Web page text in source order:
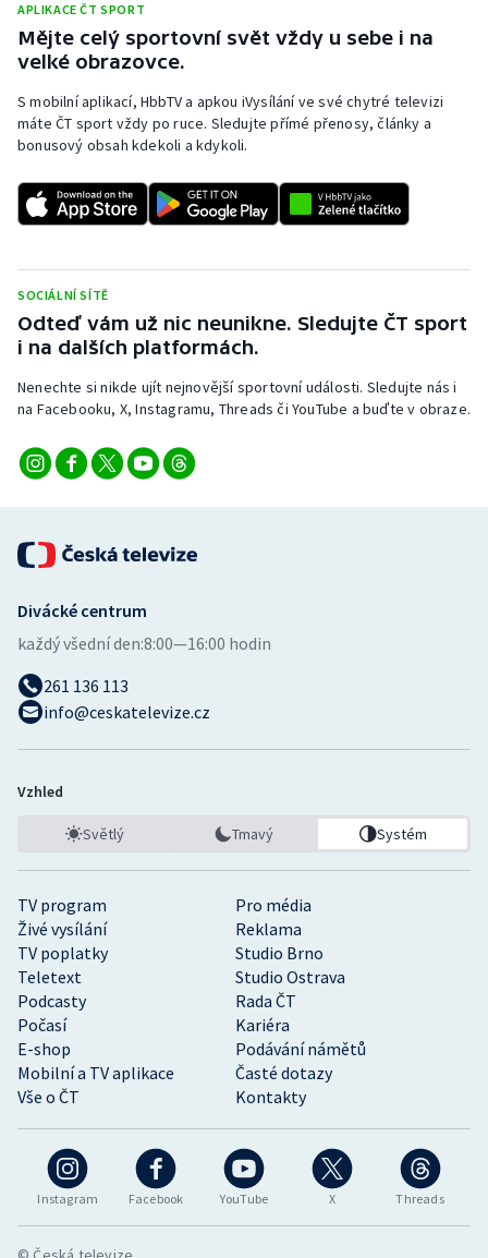
Volejbal
Ostatní
APLIKACE ČT SPORT
Mějte celý sportovní svět vždy u sebe i na
velké obrazovce.
S mobilní aplikací, HbbTV a apkou iVysílání ve své chytré televizi
máte ČT sport vždy po ruce. Sledujte přímé přenosy, články a
bonusový obsah kdekoli a kdykoli.
SOCIÁLNÍ SÍTĚ
Odteď vám už nic neunikne. Sledujte ČT sport
i na dalších platformách.
Nenechte si nikde ujít nejnovější sportovní události. Sledujte nás i
na Facebooku, X, Instagramu, Threads či YouTube a buďte v obraze.
Instagram Facebook YouTube X Threads
TV program
Pro média
Živé vysílání
Reklama
TV poplatky
Studio Brno
Teletext
Studio Ostrava
Podcasty
Rada ČT
Počasí
Kariéra
E-shop
Podávání námětů
Mobilní a TV aplikace
Časté dotazy
Vše o ČT
Kontakty
Divácké centrum
každý všední den:8:00—16:00 hodin
261 136 113
info@ceskatelevize.cz
Vzhled
Světlý Tmavý Systém